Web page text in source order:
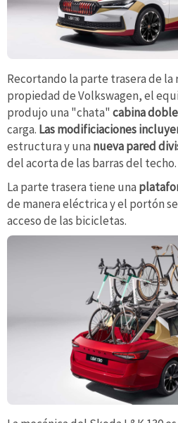
Recortando la parte trasera de la
propiedad de Volkswagen, el
produjo una "chata" cabina doble
carga. Las modificiaciones
estructura y una nueva pared
del acorta de las barras del techo.
La parte trasera tiene una
de manera eléctrica y el portón
acceso de las bicicletas.